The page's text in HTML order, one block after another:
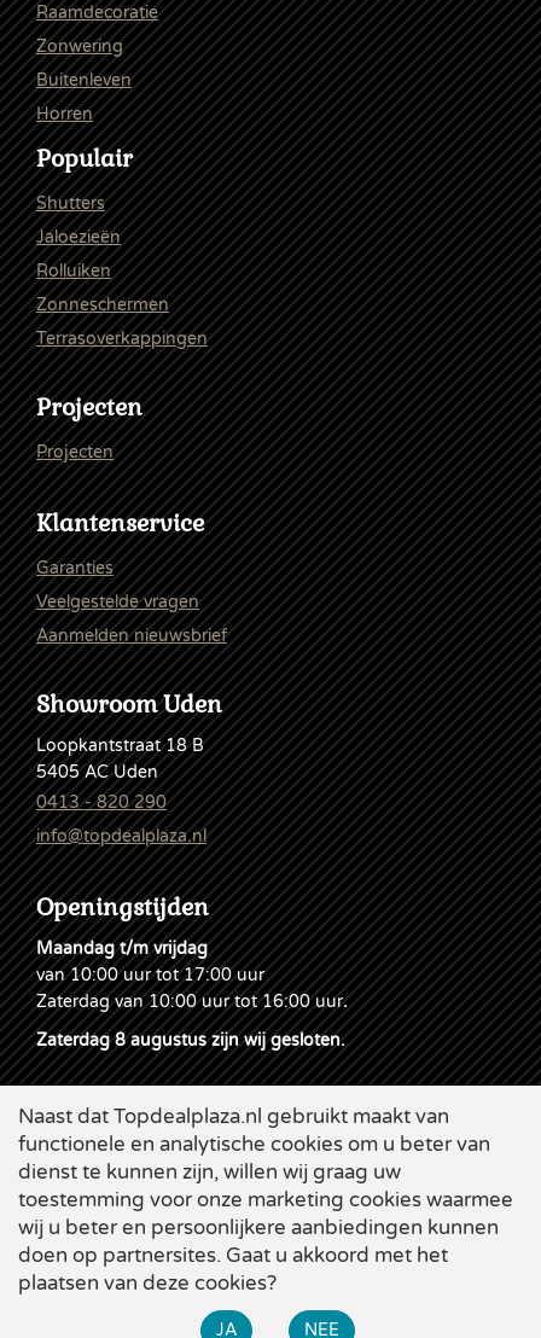
Raamdecoratie
Zonwering
Buitenleven
Horren
Populair
Shutters
Jaloezieën
Rolluiken
Zonneschermen
Terrasoverkappingen
Projecten
Projecten
Klantenservice
Garanties
Veelgestelde vragen
Aanmelden nieuwsbrief
Showroom Uden
Loopkantstraat 18 B
5405 AC Uden
0413 - 820 290
info@topdealplaza.nl
Openingstijden
Maandag t/m vrijdag
van 10:00 uur tot 17:00 uur
Zaterdag van 10:00 uur tot 16:00 uur.
Zaterdag 8 augustus zijn wij gesloten.
Cookies|Leveringsvoorwaarden
Webdesign
Applepie
Naast dat Topdealplaza.nl gebruikt maakt van
functionele en analytische cookies om u beter van
dienst te kunnen zijn, willen wij graag uw
toestemming voor onze marketing cookies waarmee
wij u beter en persoonlijkere aanbiedingen kunnen
doen op partnersites. Gaat u akkoord met het
plaatsen van deze cookies?
JA NEE